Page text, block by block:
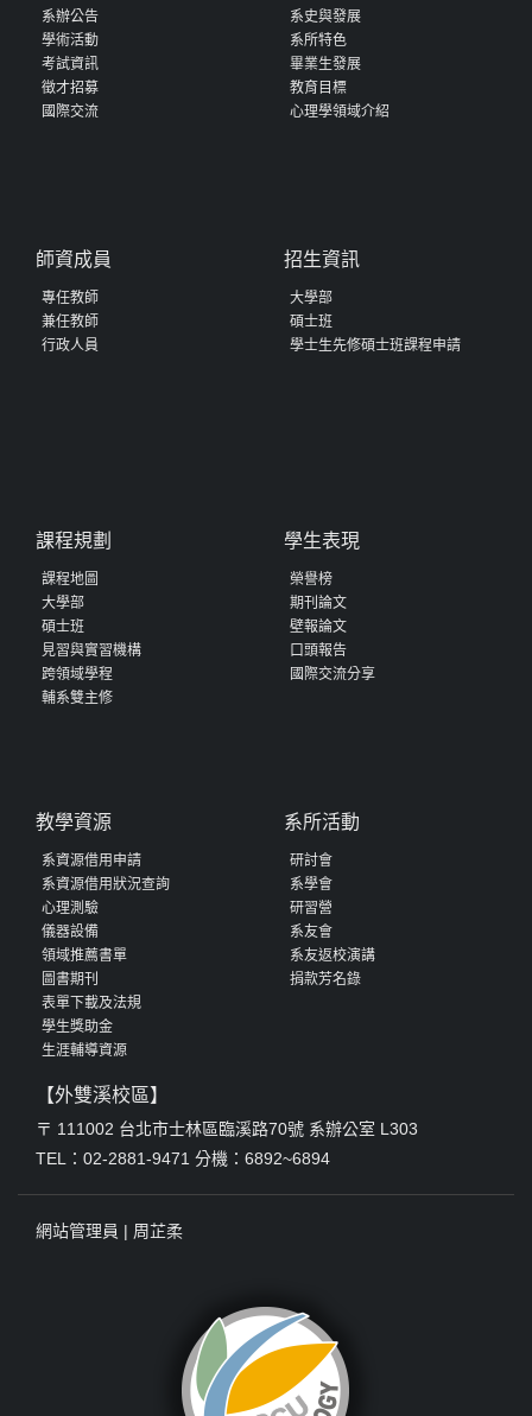
系辦公告
學術活動
考試資訊
徵才招募
國際交流
系史與發展
系所特色
畢業生發展
教育目標
心理學領域介紹
師資成員
專任教師
兼任教師
行政人員
招生資訊
大學部
碩士班
學士生先修碩士班課程申請
課程規劃
課程地圖
大學部
碩士班
見習與實習機構
跨領域學程
輔系雙主修
學生表現
榮譽榜
期刊論文
壁報論文
口頭報告
國際交流分享
教學資源
系資源借用申請
系資源借用狀況查詢
心理測驗
儀器設備
領域推薦書單
圖書期刊
表單下載及法規
學生獎助金
生涯輔導資源
系所活動
研討會
系學會
研習營
系友會
系友返校演講
捐款芳名錄
【外雙溪校區】
〒 111002 台北市士林區臨溪路70號 系辦公室 L303
TEL：02-2881-9471 分機：6892~6894
網站管理員 | 周芷柔